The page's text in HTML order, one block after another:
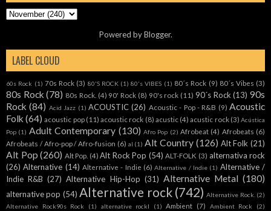
Powered byBlogger.
LABEL CLOUD
60s Rock (1) 70s Rock (3) 80'S ROCK (1) 80's VIBES (1) 80´s Rock (9) 80´s Vibes (3)
80s Rock (78) 80s Rock. (4) 90' Rock (8) 90's rock (11) 90´s Rock (13) 90s
Rock (84) Acid Jazz (1) ACOUSTIC (26) Acoustic - Pop - R&B (9) Acoustic
Folk (64) acoustic pop (11) acoustic rock (8) acustic (4) acustic rock (3) Acústica
Pop (1) Adult Contemporary (130) Afro Pop (2) Afrobeat (4) Afrobeats (6)
Afrobeats / Afro-pop / Afro-fusion (6) al (1) Alt Country (126) Alt Folk (21)
Alt Pop (260) Alt Pop. (4) Alt Rock Pop (54) ALT-FOLK (3) alternativa rock
(26) Alternative (14) Alternative - Indie (6) Alternative / Indie (1) Alternative /
Indie R&B (27) Alternative Hip-Hop (31) Alternative Metal (180)
alternative pop (54) Alternative rock (742) Alternative Rock. (2)
Alternative Rock90s Rock
(1) alternative rockl (1) Ambient (7) Ambient Rock (2)